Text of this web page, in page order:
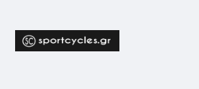
content